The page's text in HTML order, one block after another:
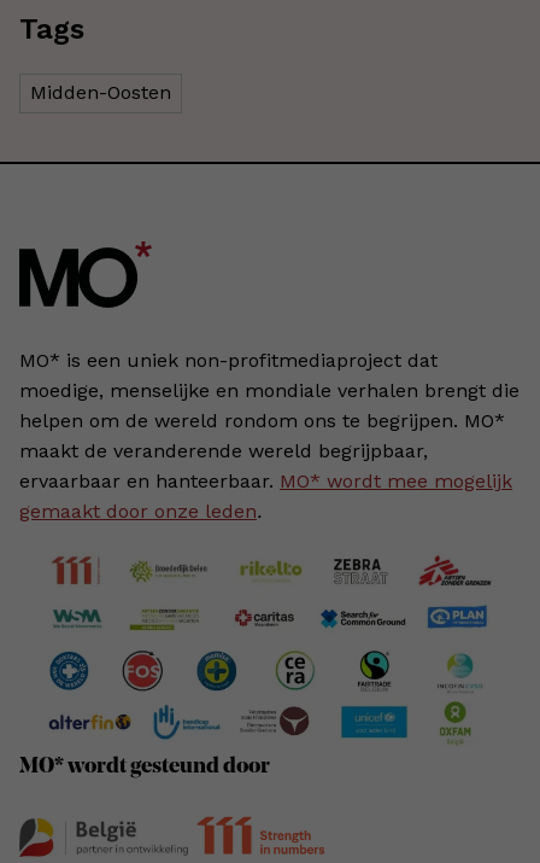
Tags
Midden-Oosten
MO* is een uniek non-profitmediaproject dat
moedige, menselijke en mondiale verhalen brengt die
helpen om de wereld rondom ons te begrijpen. MO*
maakt de veranderende wereld begrijpbaar,
ervaarbaar en hanteerbaar. MO* wordt mee mogelijk
gemaakt door onze leden.
MO* wordt gesteund door